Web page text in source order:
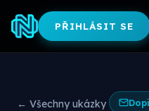
PŘIHLÁSIT SE
← Všechny ukázky